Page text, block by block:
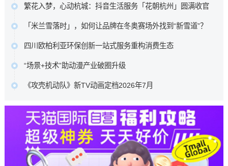
原文链接
生活关系的理解。徐则臣同时以《人民文学》主编身份，谈
及文学期刊在数字时代如何重新连接读者。…
繁花入梦，心动杭城：抖音生活服务「花朝杭州」圆满收官
潭印月、世纪中心等六大本地核心景点，重磅推出了一组城
市情绪海报。…
「米兰雪落时」，如何让品牌在冬奥赛场外找到“新雪道”？
民参与的多巴胺Citywalk，带着水之蔻、橘朵、INTO YOU等
品牌，走进了全球年轻人的视野与生活。…
四川欧柏利亚环保创新一站式服务重构消费生态
防撞板的产品创新与一站式服务体系的深度布局，为行业转
型升级提供了可借鉴的实践样本，更重新定义了中高端整装
原文链接
“场景+技术”助动漫产业破圈升级
产品输出向产业能力输出升级的关键阶段。向新场景要增
业守正创新的核心发展路径。…
原文链接
《攻壳机动队》新TV动画定档2026年7月
木村翔马执导，园城塔担任系列构成，半田修平负责人物设
定。…
原文链接